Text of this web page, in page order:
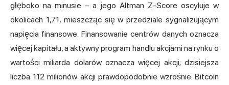
głęboko na minusie – a jego Altman Z-Score oscyluje w
okolicach 1,71, mieszcząc się w przedziale sygnalizującym
napięcia finansowe. Finansowanie centrów danych oznacza
więcej kapitału, a aktywny program handlu akcjami na rynku o
wartości miliarda dolarów oznacza więcej akcji; dzisiejsza
liczba 112 milionów akcji prawdopodobnie wzrośnie. Bitcoin